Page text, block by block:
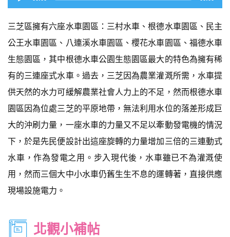
三芝區擁有六座水車園區：三村水車、根德水車園區、民主
公王水車園區、八連溪水車園區、櫻花水車園區、福德水車
生態園區，其中根德水車公園生態園區最大的特色為擁有稀
有的三連座式水車。過去，三芝因為農業灌溉所需，水車提
供天然的水力可緩解農業社會人力上的不足，然而根德水車
園區因為位處三芝的平原地帶，無法利用水位的落差形成巨
大的沖刷力量，一座水車的力量又不足以牽動發電機的情況
下，於是先民便設計出這座旋轉的力量增加三倍的三連動式
水車，作為發電之用。步入現代後，水車雖已不為灌溉使
用，然而三個大中小水車仍舊生生不息的運轉著，直接供應
現場設施電力。
北觀小補帖